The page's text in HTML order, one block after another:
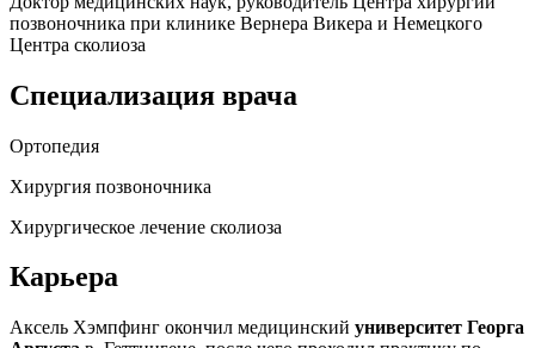
позвоночника при клинике Вернера Викера и Немецкого
Центра сколиоза
Специализация врача
Ортопедия
Хирургия позвоночника
Хирургическое лечение сколиоза
Карьера
Аксель Хэмпфинг окончил медицинский университет Георга